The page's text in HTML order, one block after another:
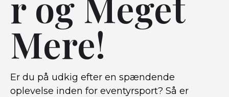
Mere!
Er du på udkig efter en spændende
oplevelse inden for eventyrsport? Så er